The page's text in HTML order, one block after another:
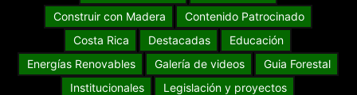
Construir con Madera
Contenido Patrocinado
Costa Rica
Destacadas
Educación
Energías Renovables
Galería de videos
Guia Forestal
Institucionales
Legislación y proyectos